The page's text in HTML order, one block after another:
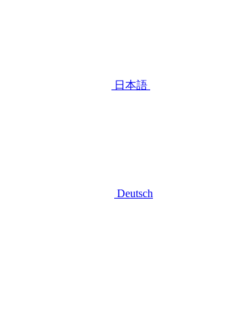
日本語
Deutsch